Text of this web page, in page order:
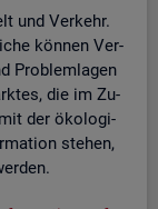
und Ver­kehr.
kön­nen Ver­
Pro­blem­la­gen
die im Zu­
der öko­lo­gi­
ste­hen,